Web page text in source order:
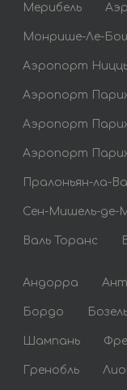
Мерибель
Монрише-Ле-
Аэропорт
Аэропорт
Аэропорт
Аэропорт
Пралоньян-ла-
Сен-Мишель-де-
Валь Торанс
Андорра
Бордо
Шампань
Гренобль